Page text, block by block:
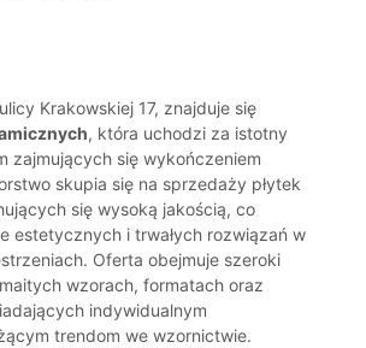
Krakowskiej 17, znajduje się
, która uchodzi za istotny
zajmujących się wykończeniem
skupia się na sprzedaży płytek
się wysoką jakością, co
estetycznych i trwałych rozwiązań w
Oferta obejmuje szeroki
wzorach, formatach oraz
indywidualnym
trendom we wzornictwie.